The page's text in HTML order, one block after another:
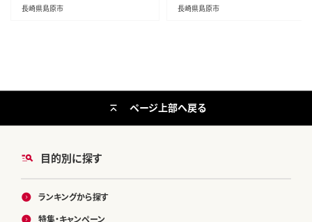
長崎県島原市
ント ご自宅用 日常使い 普段使い
長崎県島原市
目的別に探す
ランキングから探す
特集・キャンペーン
ページ上部へ戻る